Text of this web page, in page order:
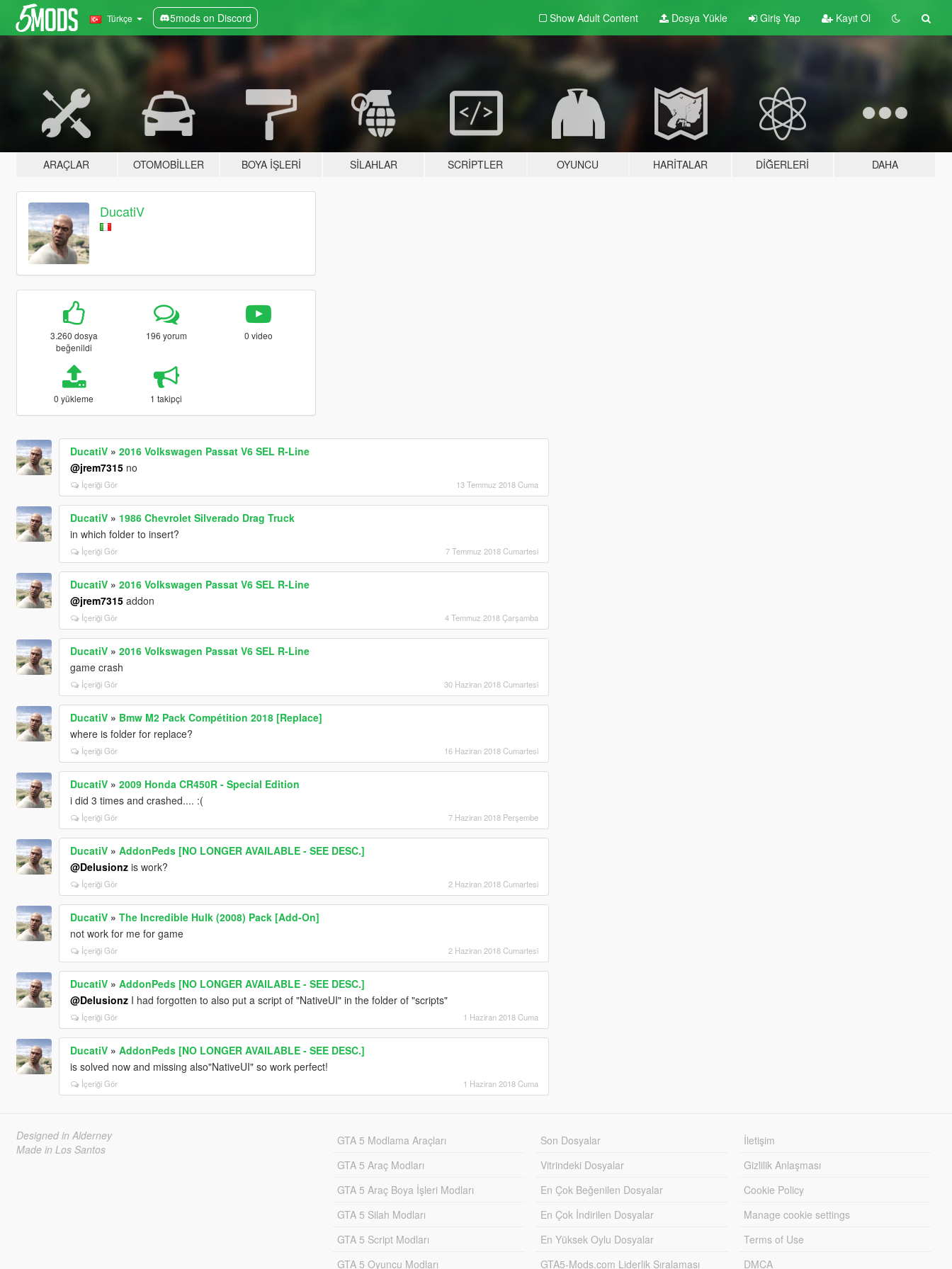
Türkçe 5mods on Discord Show Adult Content Dosya Yükle Giriş Yap Kayıt Ol
ARAÇLAR OTOMOBILLER BOYA İŞLERI SILAHLAR SCRIPTLER OYUNCU HARITALAR DIĞERLERI DAHA
DucatiV
3.260 dosya
beğenildi
196 yorum 0 video
0 yükleme 1 takipçi
DucatiV» 2016 Volkswagen Passat V6 SEL R-Line
@jrem7315no
İçeriği Gör 13 Temmuz 2018 Cuma
DucatiV» 1986 Chevrolet Silverado Drag Truck
in which folder to insert?
İçeriği Gör 7 Temmuz 2018 Cumartesi
DucatiV» 2016 Volkswagen Passat V6 SEL R-Line
@jrem7315addon
İçeriği Gör 4 Temmuz 2018 Çarşamba
DucatiV» 2016 Volkswagen Passat V6 SEL R-Line
game crash
İçeriği Gör 30 Haziran 2018 Cumartesi
DucatiV» Bmw M2 Pack Compétition 2018 [Replace]
where is folder for replace?
İçeriği Gör 16 Haziran 2018 Cumartesi
DucatiV» 2009 Honda CR450R - Special Edition
i did 3 times and crashed.... :(
İçeriği Gör 7 Haziran 2018 Perşembe
DucatiV» AddonPeds [NO LONGER AVAILABLE - SEE DESC.]
@Delusionzis work?
İçeriği Gör 2 Haziran 2018 Cumartesi
DucatiV» The Incredible Hulk (2008) Pack [Add-On]
not work for me for game
İçeriği Gör 2 Haziran 2018 Cumartesi
DucatiV» AddonPeds [NO LONGER AVAILABLE - SEE DESC.]
@DelusionzI had forgotten to also put a script of "NativeUI" in the folder of "scripts"
İçeriği Gör 1 Haziran 2018 Cuma
DucatiV» AddonPeds [NO LONGER AVAILABLE - SEE DESC.]
is solved now and missing also"NativeUI" so work perfect!
İçeriği Gör 1 Haziran 2018 Cuma
Designed in Alderney
Made in Los Santos
GTA 5 Modlama Araçları
GTA 5 Araç Modları
GTA 5 Araç Boya İşleri Modları
GTA 5 Silah Modları
GTA 5 Script Modları
GTA 5 Oyuncu Modları
Son Dosyalar
Vitrindeki Dosyalar
En Çok Beğenilen Dosyalar
En Çok İndirilen Dosyalar
En Yüksek Oylu Dosyalar
GTA5-Mods.com Liderlik Sıralaması
İletişim
Gizlilik Anlaşması
Cookie Policy
Manage cookie settings
Terms of Use
DMCA